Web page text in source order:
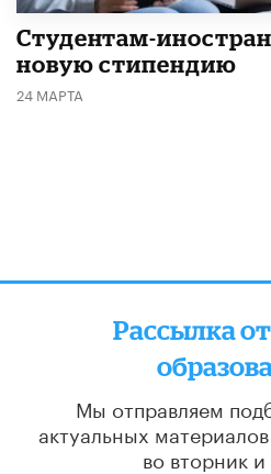
Студентам-
новую стипендию
24 МАРТА
Рассылка
Мы отправляем
актуальных материалов
во вторник